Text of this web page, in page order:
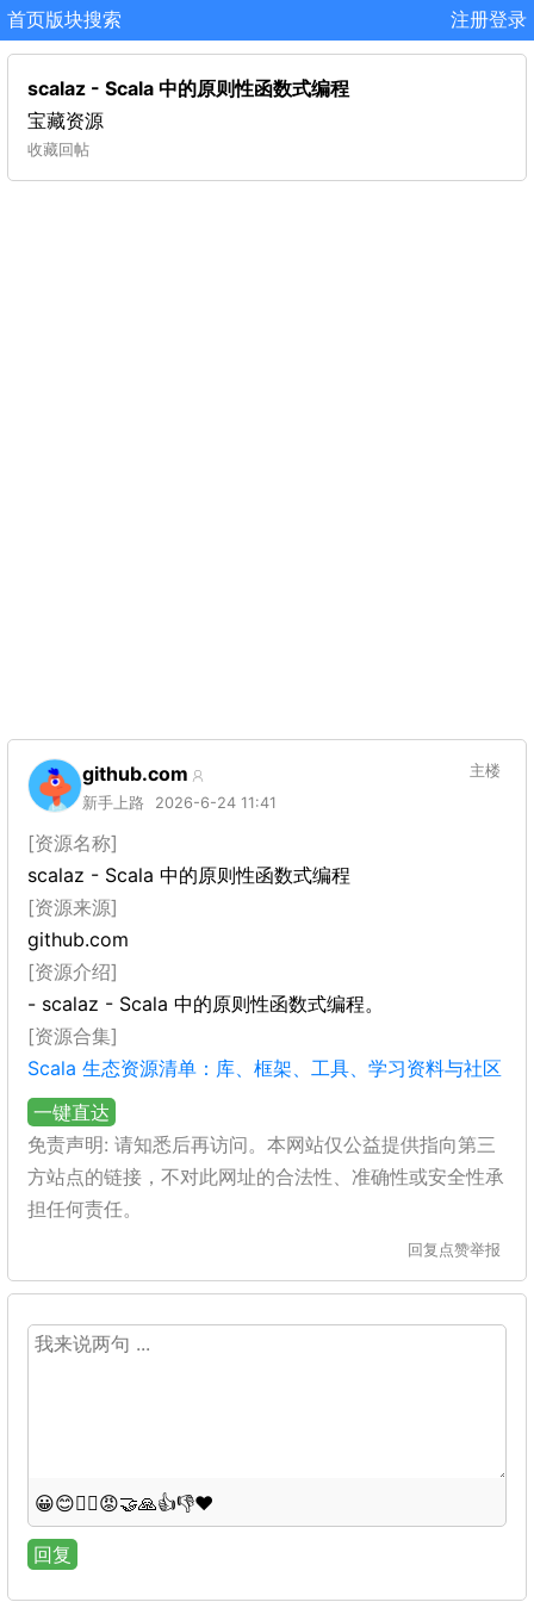
首页版块搜索 注册登录
scalaz - Scala 中的原则性函数式编程
宝藏资源
收藏回帖
github.com
新手上路 2026-6-24 11:41
主楼
[资源名称]
scalaz - Scala 中的原则性函数式编程
[资源来源]
github.com
[资源介绍]
- scalaz - Scala 中的原则性函数式编程。
[资源合集]
Scala 生态资源清单：库、框架、工具、学习资料与社区
一键直达
免责声明: 请知悉后再访问。本网站仅公益提供指向第三
方站点的链接，不对此网址的合法性、准确性或安全性承
担任何责任。
回复 点赞举报
😀😊😵‍💫😡🤝🙏👍👎❤️
回复